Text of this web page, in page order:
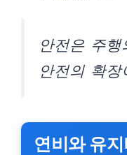
안전은 주
안전의 확장
연비와 유